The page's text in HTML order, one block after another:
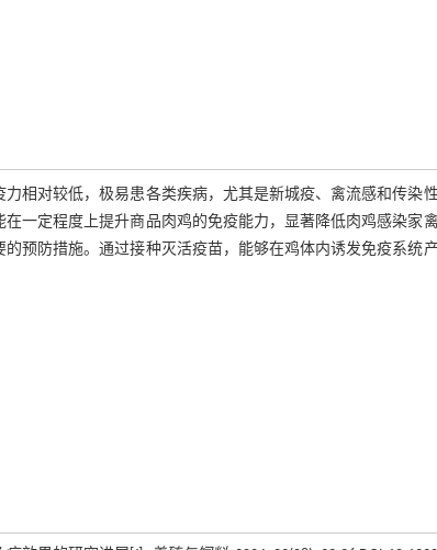
相对较低，极易患各类疾病，尤其是新城疫、禽流感和传染
一定程度上提升商品肉鸡的免疫能力，显著降低肉鸡感染家
预防措施。通过接种灭活疫苗，能够在鸡体内诱发免疫系统